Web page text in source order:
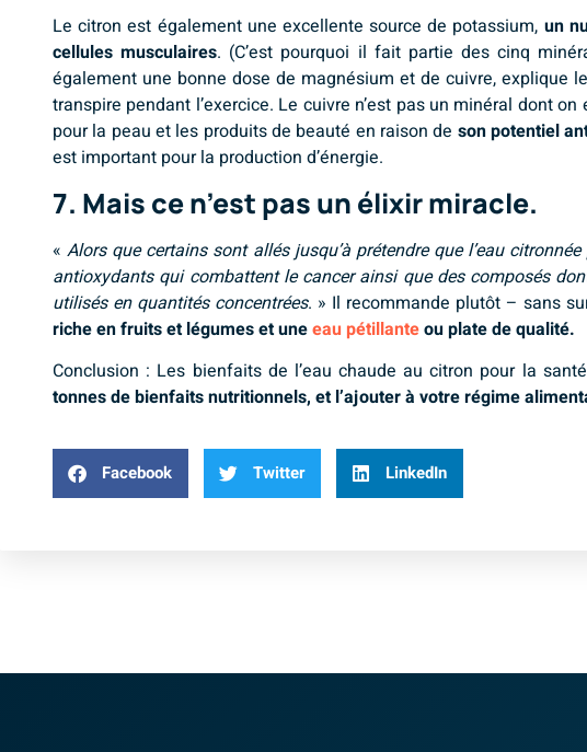
Le citron est également une excellente source de potassium, un
cellules musculaires. (C’est pourquoi il fait partie des cinq
également une bonne dose de magnésium et de cuivre,
transpire pendant l’exercice. Le cuivre n’est pas un minéral dont
pour la peau et les produits de beauté en raison de son potentiel
est important pour la production d’énergie.
7. Mais ce n’est pas un élixir miracle.
«Alors que certains sont allés jusqu’à prétendre que l’eau
antioxydants qui combattent le cancer ainsi que des composés
utilisés en quantités concentrées. » Il recommande plutôt – sans
riche en fruits et légumes et uneeau pétillanteou plate de qualité.
Conclusion : Les bienfaits de l’eau chaude au citron pour la
tonnes de bienfaits nutritionnels, et l’ajouter à votre régime
Facebook Twitter LinkedIn